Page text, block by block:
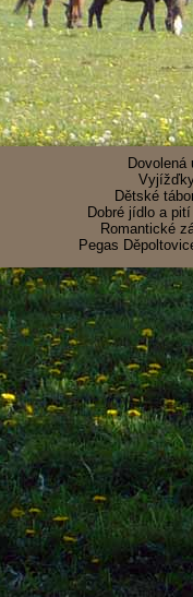
Dětské
Dobré jídlo a
Romantické
Pegas